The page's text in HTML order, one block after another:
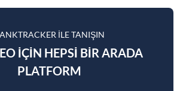
ILE TANIŞIN
IÇIN HEPSI BIR ARADA
PLATFORM